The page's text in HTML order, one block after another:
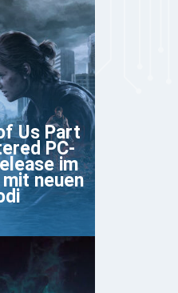
Us Part
PC-
im
neuen